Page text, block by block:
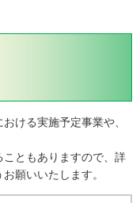
ける実施予定事業や、
ともありますので、詳
願いいたします。